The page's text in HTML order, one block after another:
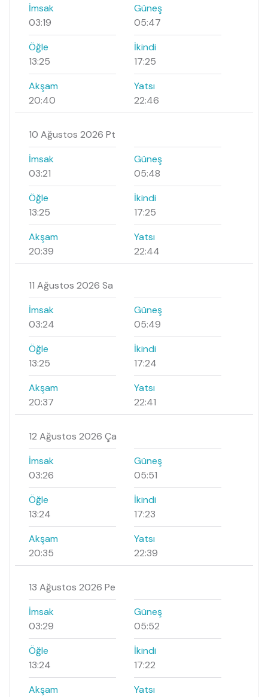
İmsak
03:19
Güneş
05:47
Öğle
13:25
İkindi
17:25
Akşam
20:40
Yatsı
22:46
10 Ağustos 2026 Pt
İmsak
03:21
Güneş
05:48
Öğle
13:25
İkindi
17:25
Akşam
20:39
Yatsı
22:44
11 Ağustos 2026 Sa
İmsak
03:24
Güneş
05:49
Öğle
13:25
İkindi
17:24
Akşam
20:37
Yatsı
22:41
12 Ağustos 2026 Ça
İmsak
03:26
Güneş
05:51
Öğle
13:24
İkindi
17:23
Akşam
20:35
Yatsı
22:39
13 Ağustos 2026 Pe
İmsak
03:29
Güneş
05:52
Öğle
13:24
İkindi
17:22
Akşam
Yatsı